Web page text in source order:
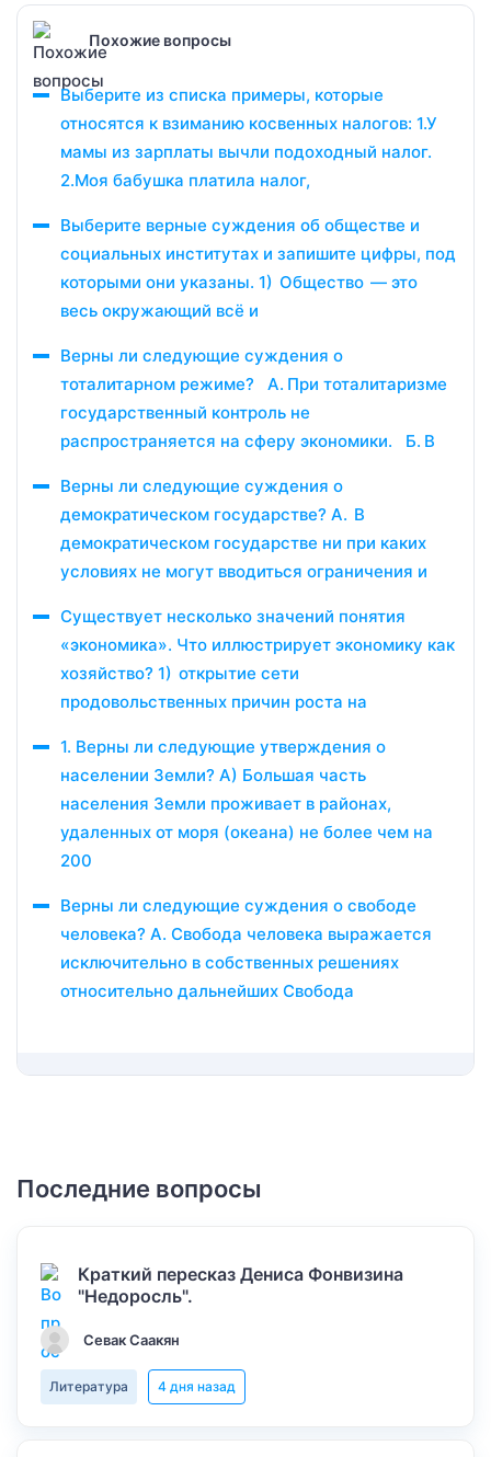
Похожие вопросы
Выберите из списка примеры, которые
относятся к взиманию косвенных налогов: 1.У
мамы из зарплаты вычли подоходный налог.
2.Моя бабушка платила налог,
Выберите верные суждения об обществе и
социальных институтах и запишите цифры, под
которыми они указаны. 1) Общество — это
весь окружающий всё и
Верны ли следующие суждения о
тоталитарном режиме? А. При тоталитаризме
государственный контроль не
распространяется на сферу экономики. Б. В
Верны ли следующие суждения о
демократическом государстве? А. В
демократическом государстве ни при каких
условиях не могут вводиться ограничения и
Существует несколько значений понятия
«экономика». Что иллюстрирует экономику как
хозяйство? 1) открытие сети
продовольственных причин роста на
1. Верны ли следующие утверждения о
населении Земли? А) Большая часть
населения Земли проживает в районах,
удаленных от моря (океана) не более чем на
200
Верны ли следующие суждения о свободе
человека? А. Свобода человека выражается
исключительно в собственных решениях
относительно дальнейших Свобода
Последние вопросы
Краткий пересказ Дениса Фонвизина
"Недоросль".
Севак Саакян
Литература 4 дня назад